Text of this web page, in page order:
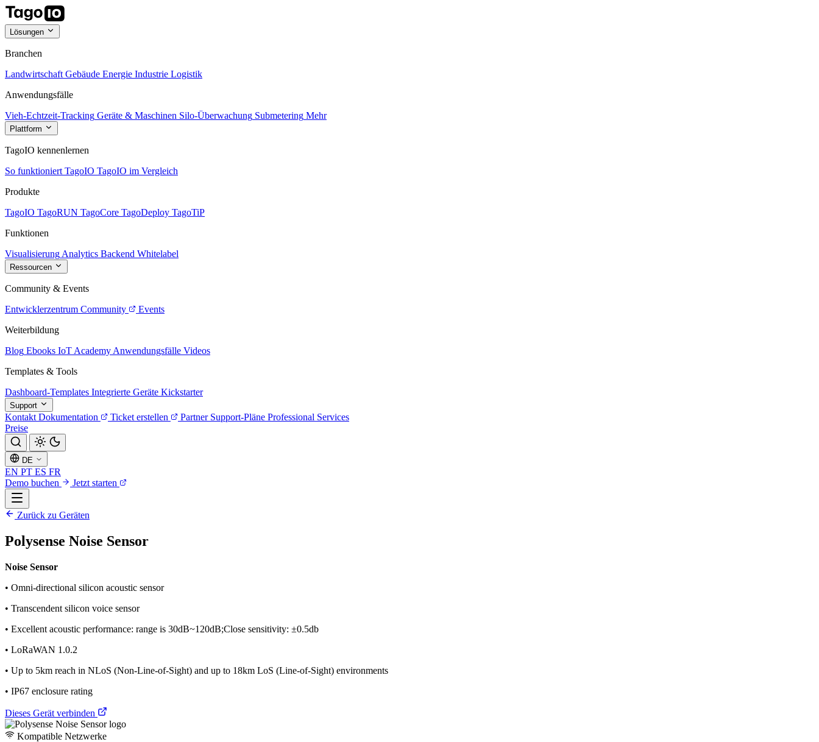
Lösungen
Branchen
Landwirtschaft Gebäude Energie Industrie Logistik
Anwendungsfälle
Vieh-Echtzeit-Tracking Geräte & Maschinen Silo-Überwachung Submetering Mehr
Plattform
TagoIO kennenlernen
So funktioniert TagoIO TagoIO im Vergleich
Produkte
TagoIO TagoRUN TagoCore TagoDeploy TagoTiP
Funktionen
Visualisierung Analytics Backend Whitelabel
Ressourcen
Community & Events
Entwicklerzentrum Community
Events
Weiterbildung
Blog Ebooks IoT Academy Anwendungsfälle Videos
Templates & Tools
Dashboard-Templates Integrierte Geräte Kickstarter
Support
Kontakt Dokumentation Ticket erstellen Partner Support-Pläne Professional Services
Preise
DE
EN PT ES FR
Demo buchen
Jetzt starten
Zurück zu Geräten
Polysense Noise Sensor
Noise Sensor
• Omni-directional silicon acoustic sensor
• Transcendent silicon voice sensor
• Excellent acoustic performance: range is 30dB~120dB;Close sensitivity: ±0.5db
• LoRaWAN 1.0.2
• Up to 5km reach in NLoS (Non-Line-of-Sight) and up to 18km LoS (Line-of-Sight) environments
• IP67 enclosure rating
Dieses Gerät verbinden
Kompatible Netzwerke